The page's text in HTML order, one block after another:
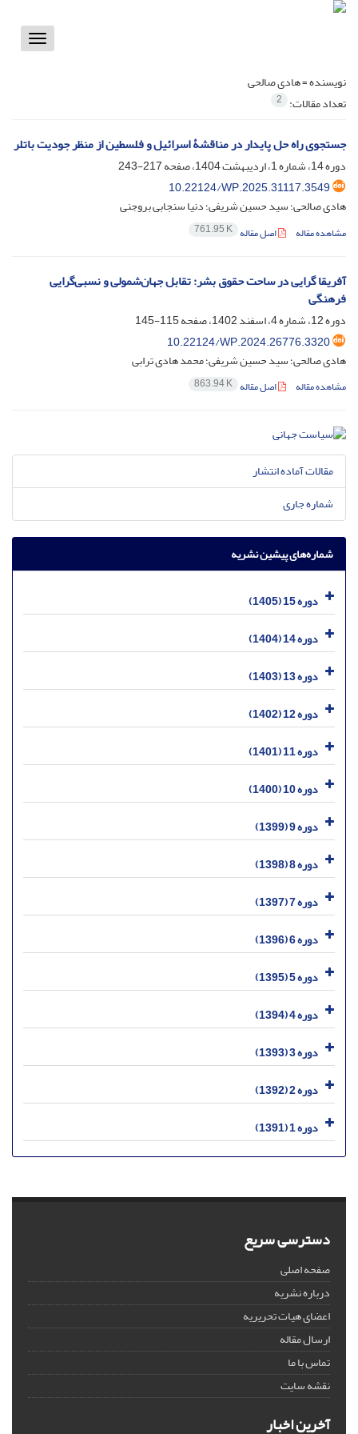
Toggle
نویسنده =هادی صالحی
تعداد مقالات: 2
جستجوی راه حل پایدار در مناقشۀ اسرائیل و فلسطین از منظر جودیت باتلر
دوره 14، شماره 1، اردیبهشت 1404، صفحه
217-243
10.22124/WP.2025.31117.3549
هادی صالحی؛ سید حسین شریفی؛ دنیا سنجابی بروجنی
مشاهده مقاله اصل مقاله 761.95 K
آفریقا گرایی در ساحت حقوق بشر: تقابل جهان‌شمولی و نسبی‌گرایی
فرهنگی
دوره 12، شماره 4، اسفند 1402، صفحه
115-145
10.22124/WP.2024.26776.3320
هادی صالحی؛ سید حسین شریفی؛ محمد هادی ترابی
مشاهده مقاله اصل مقاله 863.94 K
مقالات آماده انتشار
شماره جاری
شماره‌های پیشین نشریه
دوره 15 (1405)
دوره 14 (1404)
دوره 13 (1403)
دوره 12 (1402)
دوره 11 (1401)
دوره 10 (1400)
دوره 9 (1399)
دوره 8 (1398)
دوره 7 (1397)
دوره 6 (1396)
دوره 5 (1395)
دوره 4 (1394)
دوره 3 (1393)
دوره 2 (1392)
دوره 1 (1391)
دسترسی سریع
صفحه اصلی
درباره نشریه
اعضای هیات تحریریه
ارسال مقاله
تماس با ما
نقشه سایت
آخرین اخبار